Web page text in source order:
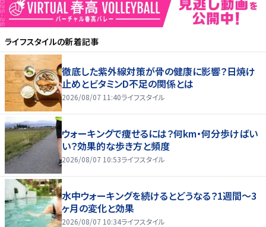
ライフスタイルの新着記事
徹底した紫外線対策が骨の健康に影響？日焼け
止めとビタミンD不足の関係とは
2026/08/07 11:40ライフスタイル
ウォーキングで痩せるには？何km・何分歩けばい
い？効果的な歩き方と頻度
2026/08/07 10:53ライフスタイル
水中ウォーキングを続けるとどうなる？1週間～3
ヶ月の変化と効果
2026/08/07 10:34ライフスタイル